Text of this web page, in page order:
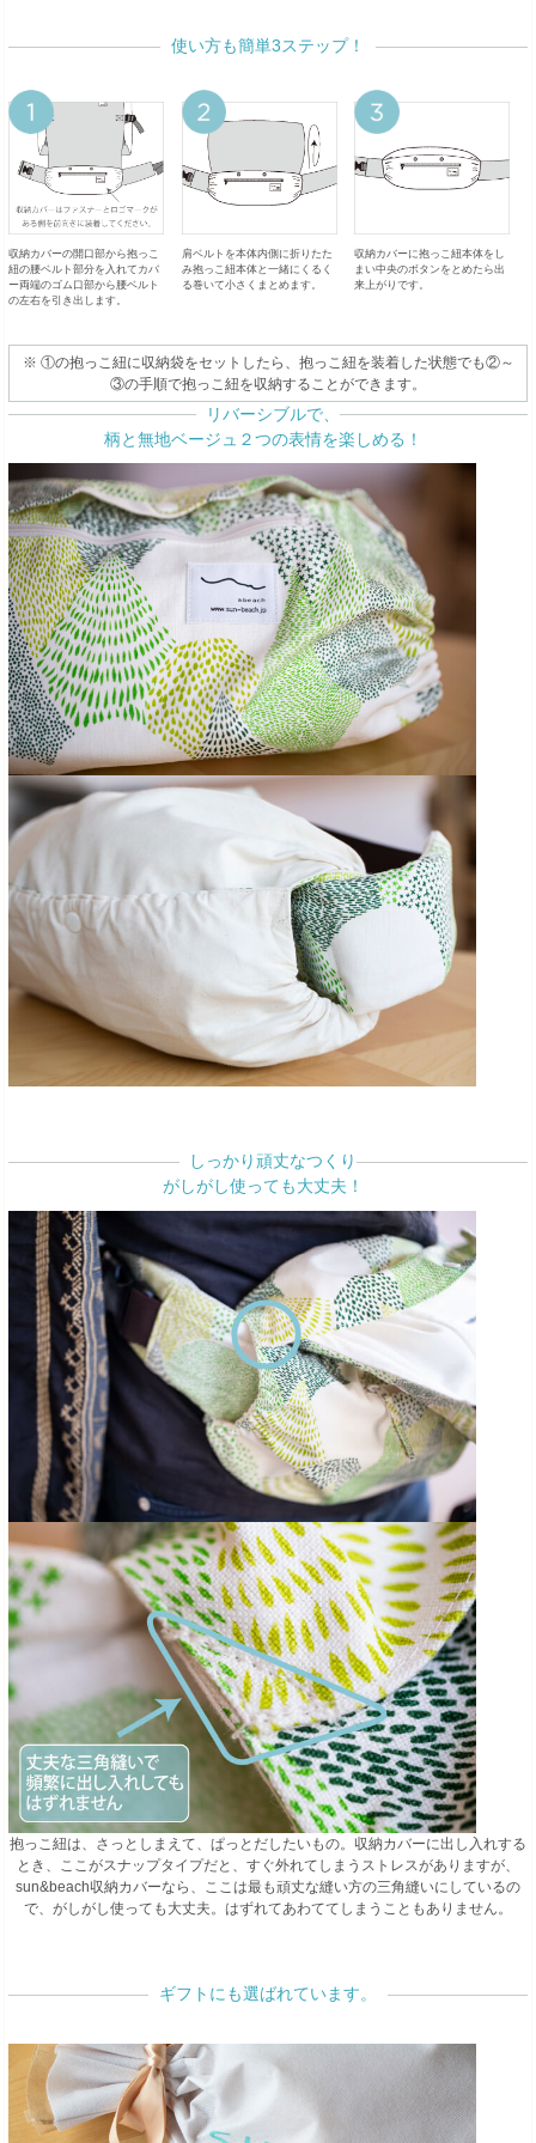
使い方も簡単3ステップ！
収納カバーの開口部から抱っこ
紐の腰ベルト部分を入れてカバ
ー両端のゴム口部から腰ベルト
の左右を引き出します。
肩ベルトを本体内側に折りたた
み抱っこ紐本体と一緒にくるく
る巻いて小さくまとめます。
収納カバーに抱っこ紐本体をし
まい中央のボタンをとめたら出
来上がりです。
※ ①の抱っこ紐に収納袋をセットしたら、抱っこ紐を装着した状態でも②～
③の手順で抱っこ紐を収納することができます。
リバーシブルで、
柄と無地ベージュ２つの表情を楽しめる！
しっかり頑丈なつくり
がしがし使っても大丈夫！
抱っこ紐は、さっとしまえて、ぱっとだしたいもの。収納カバーに出し入れする
とき、ここがスナップタイプだと、すぐ外れてしまうストレスがありますが、
sun&beach収納カバーなら、ここは最も頑丈な縫い方の三角縫いにしているの
で、がしがし使っても大丈夫。はずれてあわててしまうこともありません。
ギフトにも選ばれています。